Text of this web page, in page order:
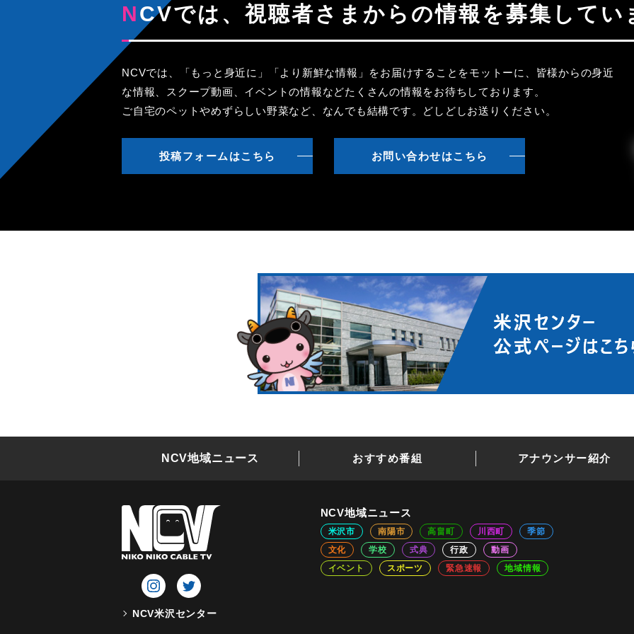
NCVでは、視聴者さまからの情報を募集してい
NCVでは、「もっと身近に」「より新鮮な情報」をお届けすることをモットーに、皆様からの身近
な情報、スクープ動画、イベントの情報などたくさんの情報をお待ちしております。
ご自宅のペットやめずらしい野菜など、なんでも結構です。どしどしお送りください。
投稿フォームはこちら お問い合わせはこちら
NCV地域ニュース おすすめ番組 アナウンサー紹介
NCV米沢センター
NCV地域ニュース
米沢市 南陽市 高畠町 川西町
季節
文化
学校 式典 行政
動画
イベント
スポーツ 緊急速報 地域情報